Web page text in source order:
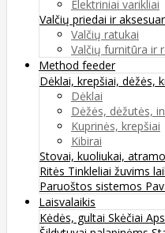
Elektriniai varikliai
Valčių priedai ir
Valčių ratukai
Valčių furnitūra ir
Method feeder
Dėklai, krepšiai, dėžės,
Dėklai
Dėžės, dėžutės,
Kuprinės, krepšiai
Kibirai
Stovai, kuoliukai,
Ritės Tinkleliai žuvims
Paruoštos sistemos
Laisvalaikis
Kėdės, gultai Skėčiai